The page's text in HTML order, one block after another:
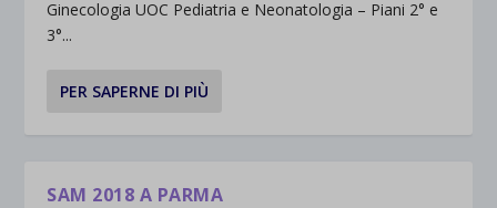
Ginecologia UOC Pediatria e Neonatologia – Piani 2° e
3°...
PER SAPERNE DI PIÙ
SAM 2018 A PARMA